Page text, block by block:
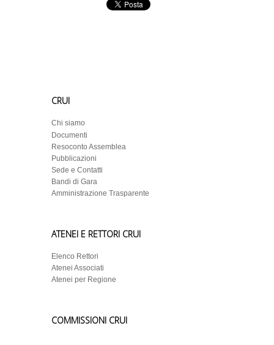
CRUI
Chi siamo
Documenti
Resoconto Assemblea
Pubblicazioni
Sede e Contatti
Bandi di Gara
Amministrazione Trasparente
ATENEI E RETTORI CRUI
Elenco Rettori
Atenei Associati
Atenei per Regione
COMMISSIONI CRUI